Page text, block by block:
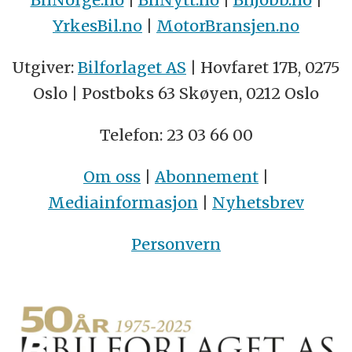
YrkesBil.no | MotorBransjen.no
Utgiver: Bilforlaget AS | Hovfaret 17B, 0275
Oslo | Postboks 63 Skøyen, 0212 Oslo
Telefon: 23 03 66 00
Om oss | Abonnement |
Mediainformasjon | Nyhetsbrev
Personvern